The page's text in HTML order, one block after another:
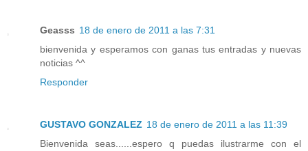
Geasss 18 de enero de 2011 a las 7:31
bienvenida y esperamos con ganas tus entradas y nuevas
noticias ^^
Responder
GUSTAVO GONZALEZ 18 de enero de 2011 a las 11:39
Bienvenida seas......espero q puedas ilustrarme con el